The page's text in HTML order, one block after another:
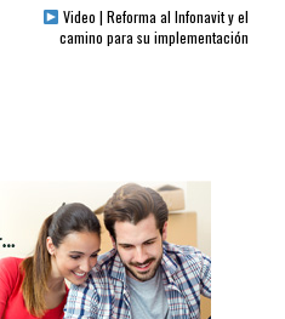
Video | Reforma al Infonavit y el
camino para su implementación